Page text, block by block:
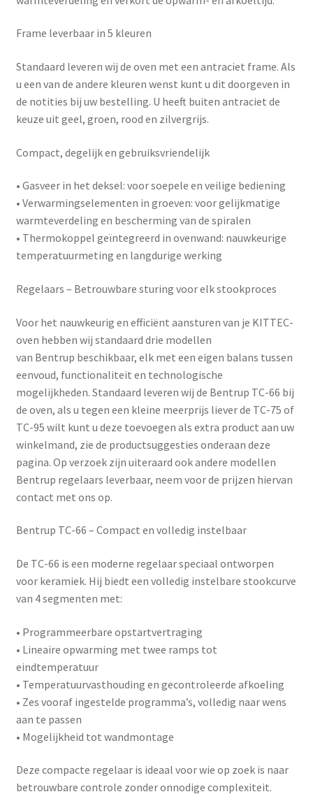
Frame leverbaar in 5 kleuren
Standaard leveren wij de oven met een antraciet frame. Als
u een van de andere kleuren wenst kunt u dit doorgeven in
de notities bij uw bestelling. U heeft buiten antraciet de
keuze uit geel, groen, rood en zilvergrijs.
Compact, degelijk en gebruiksvriendelijk
• Gasveer in het deksel: voor soepele en veilige bediening
• Verwarmingselementen in groeven: voor gelijkmatige
warmteverdeling en bescherming van de spiralen
• Thermokoppel geïntegreerd in ovenwand: nauwkeurige
temperatuurmeting en langdurige werking
Regelaars – Betrouwbare sturing voor elk stookproces
Voor het nauwkeurig en efficiënt aansturen van je KITTEC-
oven hebben wij standaard drie modellen
van Bentrup beschikbaar, elk met een eigen balans tussen
eenvoud, functionaliteit en technologische
mogelijkheden. Standaard leveren wij de Bentrup TC-66 bij
de oven, als u tegen een kleine meerprijs liever de TC-75 of
TC-95 wilt kunt u deze toevoegen als extra product aan uw
winkelmand, zie de productsuggesties onderaan deze
pagina. Op verzoek zijn uiteraard ook andere modellen
Bentrup regelaars leverbaar, neem voor de prijzen hiervan
contact met ons op.
Bentrup TC-66 – Compact en volledig instelbaar
De TC-66 is een moderne regelaar speciaal ontworpen
voor keramiek. Hij biedt een volledig instelbare stookcurve
van 4 segmenten met:
• Programmeerbare opstartvertraging
• Lineaire opwarming met twee ramps tot
eindtemperatuur
• Temperatuurvasthouding en gecontroleerde afkoeling
• Zes vooraf ingestelde programma’s, volledig naar wens
aan te passen
• Mogelijkheid tot wandmontage
Deze compacte regelaar is ideaal voor wie op zoek is naar
betrouwbare controle zonder onnodige complexiteit.